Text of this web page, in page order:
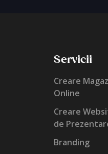
Servicii
Creare
Online
Creare
de
Branding